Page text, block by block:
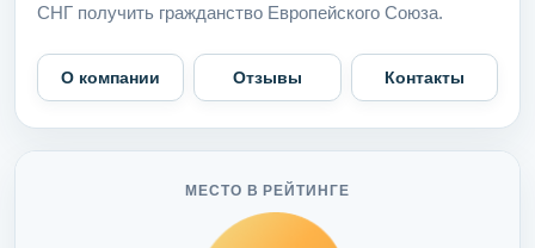
СНГ получить гражданство Европейского Союза.
О компании Отзывы Контакты
МЕСТО В РЕЙТИНГЕ